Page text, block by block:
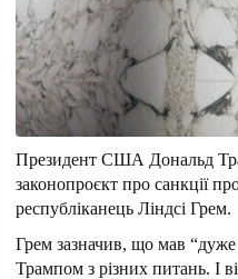
Президент США Дональд
законопроєкт про санкції
республіканець Ліндсі Грем.
Грем зазначив, що мав
Трампом з різних питань. І